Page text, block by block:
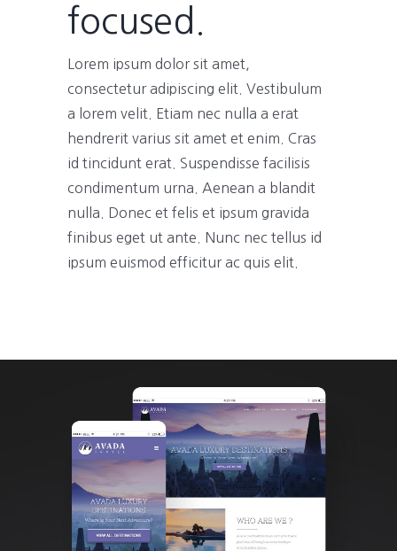
focused.
Lorem ipsum dolor sit amet,
consectetur adipiscing elit. Vestibulum
a lorem velit. Etiam nec nulla a erat
hendrerit varius sit amet et enim. Cras
id tincidunt erat. Suspendisse facilisis
condimentum urna. Aenean a blandit
nulla. Donec et felis et ipsum gravida
finibus eget ut ante. Nunc nec tellus id
ipsum euismod efficitur ac quis elit.